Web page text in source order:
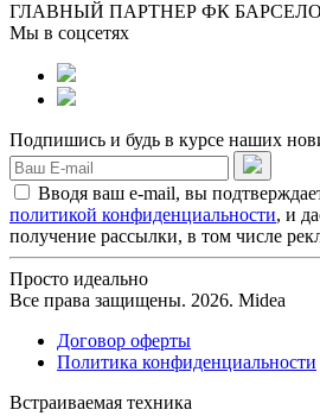
ГЛАВНЫЙ ПАРТНЕР ФК
Мы в соцсетях
Подпишись и будь в курсе наших
Вводя ваш e-mail, вы
политикой конфиденциальности, и
получение рассылки, в том числе
Просто идеально
Все права защищены. 2026. Midea
Договор оферты
Политика конфиденциальности
Встраиваемая техника